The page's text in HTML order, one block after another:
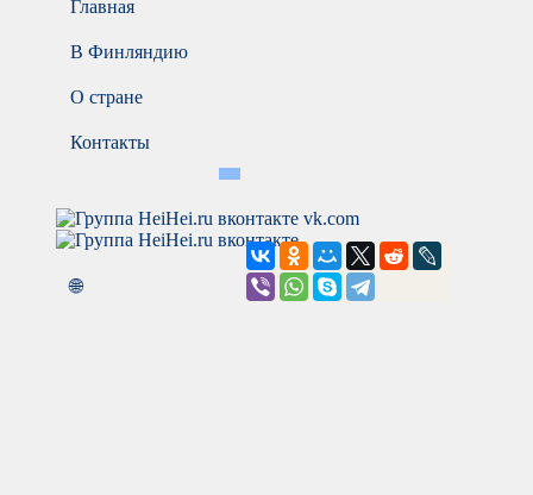
Главная
В Финляндию
О стране
Контакты
vk.com
🌐